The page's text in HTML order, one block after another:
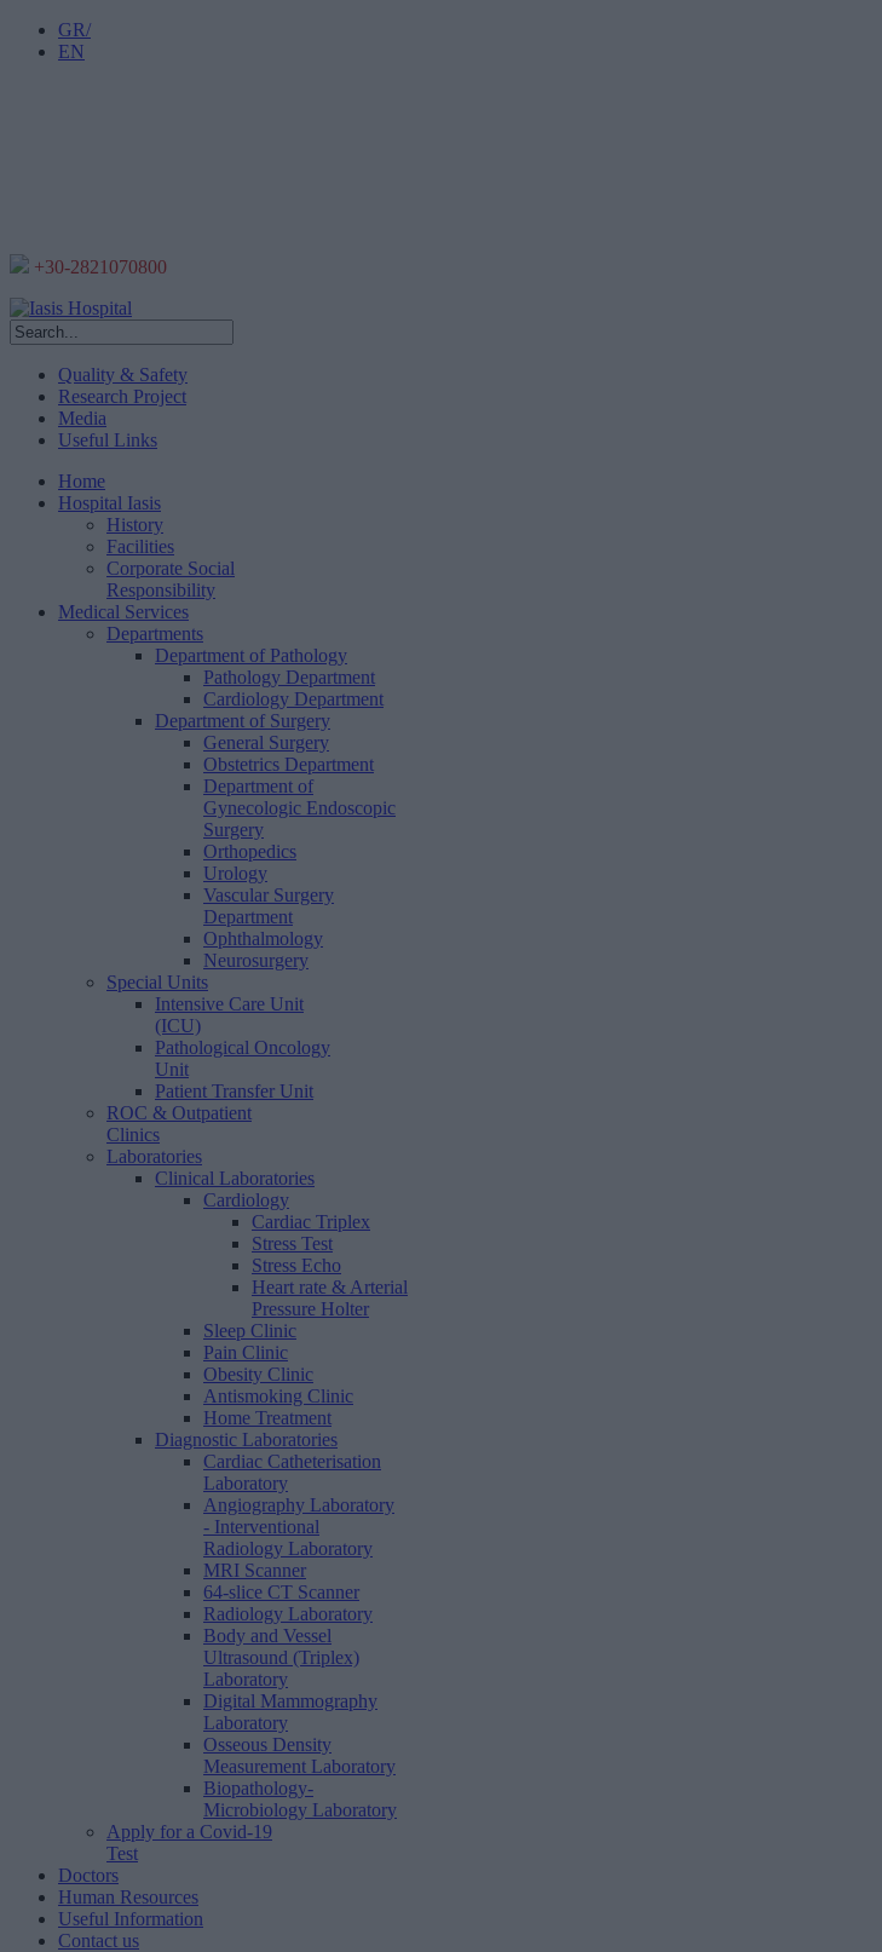
GR/
EN
+30-2821070800
Quality & Safety
Research Project
Media
Useful Links
Home
Hospital Iasis
History
Facilities
Corporate Social
Responsibility
Medical Services
Departments
Department of Pathology
Pathology Department
Cardiology Department
Department of Surgery
General Surgery
Obstetrics Department
Department of
Gynecologic Endoscopic
Surgery
Orthopedics
Urology
Vascular Surgery
Department
Ophthalmology
Neurosurgery
Special Units
Intensive Care Unit
(ICU)
Pathological Oncology
Unit
Patient Transfer Unit
ROC & Outpatient
Clinics
Laboratories
Clinical Laboratories
Cardiology
Cardiac Triplex
Stress Test
Stress Echo
Heart rate & Arterial
Pressure Holter
Sleep Clinic
Pain Clinic
Obesity Clinic
Antismoking Clinic
Home Treatment
Diagnostic Laboratories
Cardiac Catheterisation
Laboratory
Angiography Laboratory
- Interventional
Radiology Laboratory
MRI Scanner
64-slice CT Scanner
Radiology Laboratory
Body and Vessel
Ultrasound (Triplex)
Laboratory
Digital Mammography
Laboratory
Osseous Density
Measurement Laboratory
Biopathology-
Microbiology Laboratory
Apply for a Covid-19
Test
Doctors
Human Resources
Useful Information
Contact us